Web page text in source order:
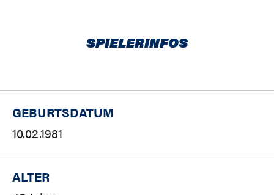
SPIELERINFOS
GEBURTSDATUM
10.02.1981
ALTER